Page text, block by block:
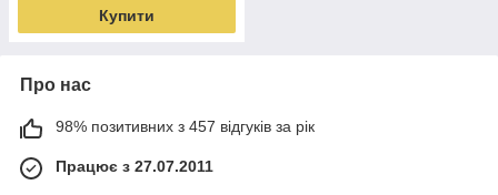
Купити
Про нас
98% позитивних з 457 відгуків за рік
Працює з 27.07.2011